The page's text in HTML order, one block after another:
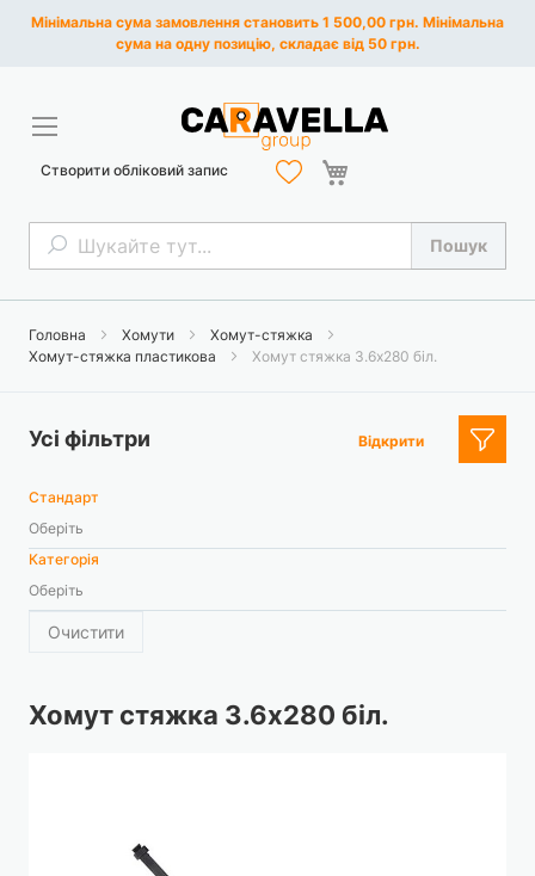
Мінімальна сума замовлення становить 1 500,00 грн. Мінімальна
сума на одну позицію, складає від 50 грн.
Пошук Пошук
Створити обліковий запис
Головна Хомути
Хомут-стяжка
Хомут-стяжка пластикова
Хомут стяжка 3.6х280 біл.
Усі фільтри Відкрити
Стандарт
Оберіть
Категорія
Оберіть
Очистити
Хомут стяжка 3.6х280 біл.